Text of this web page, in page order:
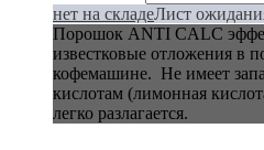
нет на складеЛист
Порошок ANTI CALC
известковые отложения в
кофемашине. Не имеет
кислотам (лимонная
легко разлагается.